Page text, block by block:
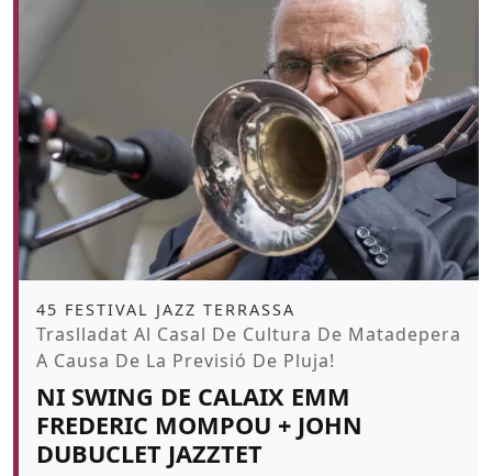
Àmbit
45 FESTIVAL JAZZ TERRASSA
Promoció
Traslladat Al Casal De Cultura De Matadepera
A Causa De La Previsió De Pluja!
NI SWING DE CALAIX EMM
FREDERIC MOMPOU + JOHN
DUBUCLET JAZZTET